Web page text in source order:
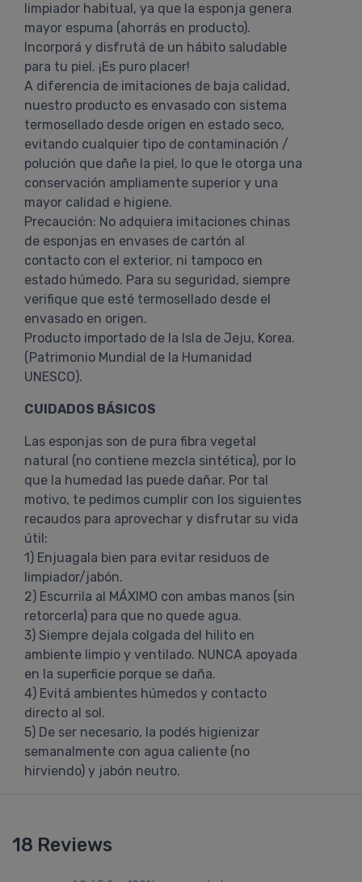
limpiador habitual, ya que la esponja genera
mayor espuma (ahorrás en producto).
Incorporá y disfrutá de un hábito saludable
para tu piel. ¡Es puro placer!
A diferencia de imitaciones de baja calidad,
nuestro producto es envasado con sistema
termosellado desde origen en estado seco,
evitando cualquier tipo de contaminación /
polución que dañe la piel, lo que le otorga una
conservación ampliamente superior y una
mayor calidad e higiene.
Precaución: No adquiera imitaciones chinas
de esponjas en envases de cartón al
contacto con el exterior, ni tampoco en
estado húmedo. Para su seguridad, siempre
verifique que esté termosellado desde el
envasado en origen.
Producto importado de la Isla de Jeju, Korea.
(Patrimonio Mundial de la Humanidad
UNESCO).
CUIDADOS BÁSICOS
Las esponjas son de pura fibra vegetal
natural (no contiene mezcla sintética), por lo
que la humedad las puede dañar. Por tal
motivo, te pedimos cumplir con los siguientes
recaudos para aprovechar y disfrutar su vida
útil:
1) Enjuagala bien para evitar residuos de
limpiador/jabón.
2) Escurrila al MÁXIMO con ambas manos (sin
retorcerla) para que no quede agua.
3) Siempre dejala colgada del hilito en
ambiente limpio y ventilado. NUNCA apoyada
en la superficie porque se daña.
4) Evitá ambientes húmedos y contacto
directo al sol.
5) De ser necesario, la podés higienizar
semanalmente con agua caliente (no
hirviendo) y jabón neutro.
18 Reviews